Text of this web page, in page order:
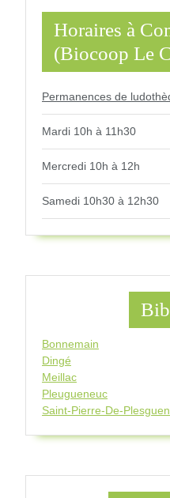
Horaires à
(Biocoop Le
Permanences de
Mardi 10h à 11h30
Mercredi 10h à 12h
Samedi 10h30 à 12h30
Bonnemain
Dingé
Meillac
Pleugueneuc
Saint-Pierre-De-Plesguen